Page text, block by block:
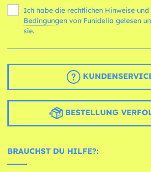
Ich habe die rechtlichen Hinweise und
Bedingungen
sie.
BESTELLUNG
BRAUCHST DU HILFE?: